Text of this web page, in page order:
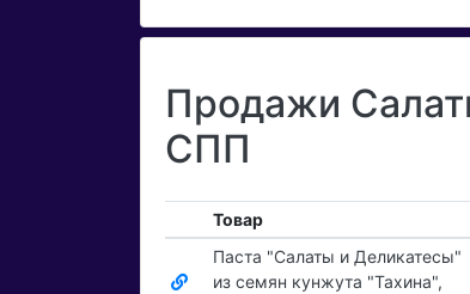
Продажи
СПП
Товар
Паста "Салаты и Деликатесы"
из семян кунжута "Тахина",